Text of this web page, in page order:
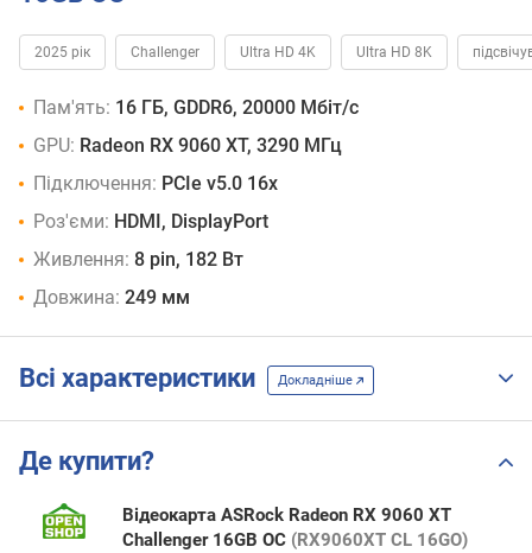
2025 рік Challenger Ultra HD 4K Ultra HD 8K
Пам'ять: 16 ГБ, GDDR6, 20000 Мбіт/с
GPU: Radeon RX 9060 XT, 3290 МГц
Підключення: PCIe v5.0 16x
Роз'єми: HDMI, DisplayPort
Живлення: 8 pin, 182 Вт
Довжина: 249 мм
Всі характеристики Докладніше
Де купити?
Відеокарта ASRock Radeon RX 9060 XT
Challenger 16GB OC (RX9060XT CL 16GO)